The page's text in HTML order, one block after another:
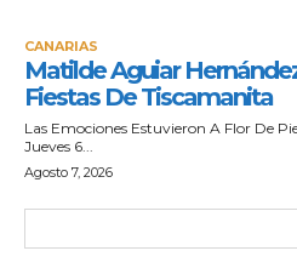
CANARIAS
Matilde Aguiar
Fiestas De Tiscamanita
Las Emociones Estuvieron A Flor De
Jueves 6...
Agosto 7, 2026